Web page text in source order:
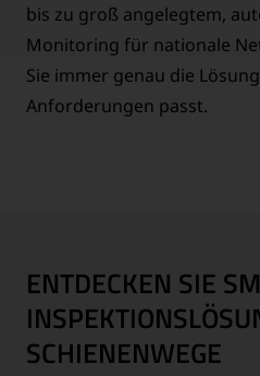
bis zu groß angelegtem,
Monitoring für nationale
Sie immer genau die
Anforderungen passt.
ENTDECKEN SIE
SCHIENENWEGE